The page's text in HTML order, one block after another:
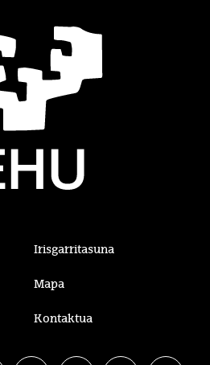
Irisgarritasuna
Mapa
Kontaktua